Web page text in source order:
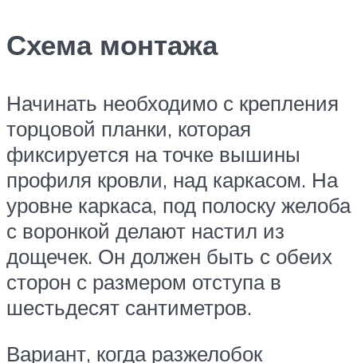
Схема монтажа
Начинать необходимо с крепления
торцовой планки, которая
фиксируется на точке вышины
профиля кровли, над каркасом. На
уровне каркаса, под полоску желоба
с воронкой делают настил из
дощечек. Он должен быть с обеих
сторон с размером отступа в
шестьдесят сантиметров.
Вариант, когда разжелобок